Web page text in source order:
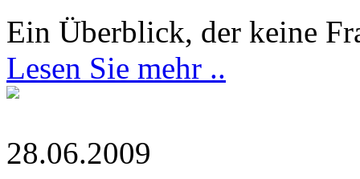
Ein Überblick, der keine
Lesen Sie mehr ..
28.06.2009